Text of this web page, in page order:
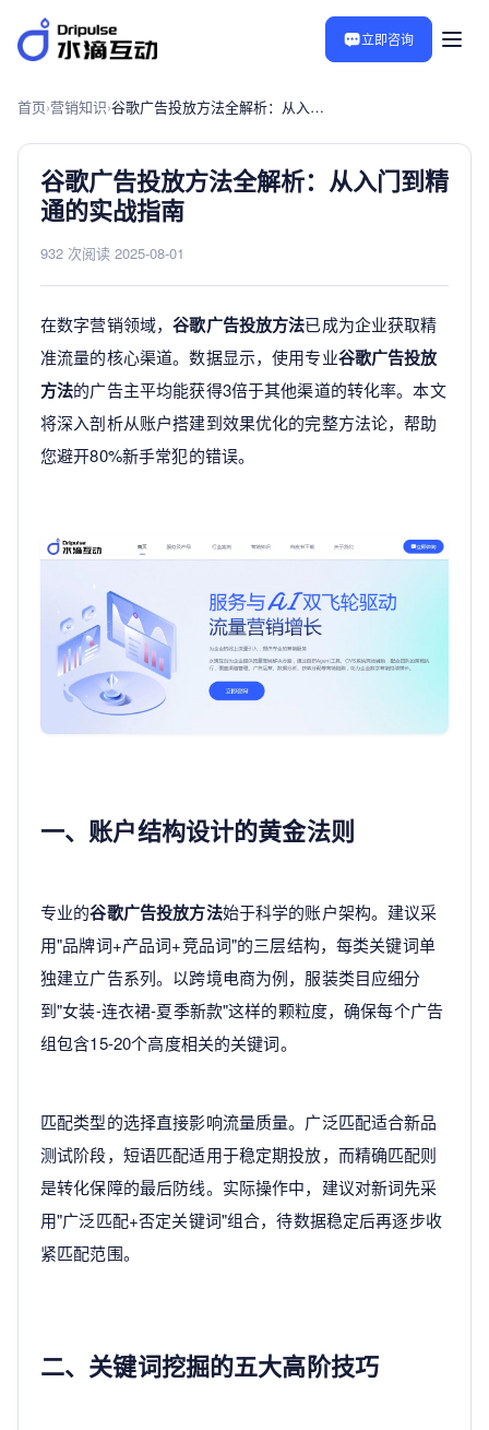
立即咨询
首页›营销知识› 谷歌广告投放方法全解析：从入门到精通的实战指南
谷歌广告投放方法全解析：从入门到精
通的实战指南
932 次阅读 2025-08-01
在数字营销领域，谷歌广告投放方法已成为企业获取精
准流量的核心渠道。数据显示，使用专业谷歌广告投放
方法的广告主平均能获得3倍于其他渠道的转化率。本文
将深入剖析从账户搭建到效果优化的完整方法论，帮助
您避开80%新手常犯的错误。
一、账户结构设计的黄金法则
专业的谷歌广告投放方法始于科学的账户架构。建议采
用"品牌词+产品词+竞品词"的三层结构，每类关键词单
独建立广告系列。以跨境电商为例，服装类目应细分
到"女装-连衣裙-夏季新款"这样的颗粒度，确保每个广告
组包含15-20个高度相关的关键词。
匹配类型的选择直接影响流量质量。广泛匹配适合新品
测试阶段，短语匹配适用于稳定期投放，而精确匹配则
是转化保障的最后防线。实际操作中，建议对新词先采
用"广泛匹配+否定关键词"组合，待数据稳定后再逐步收
紧匹配范围。
二、关键词挖掘的五大高阶技巧